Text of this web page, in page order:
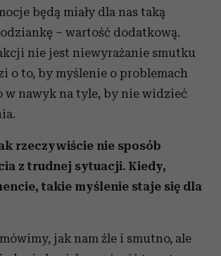
będą miały dla nas taką
– wartość dodatkową.
nie jest niewyrażanie smutku
o to, by myślenie o problemach
w nawyk na tyle, by nie widzieć
rzeczywiście nie sposób
z trudnej sytuacji. Kiedy,
takie myślenie staje się dla
jak nam źle i smutno, ale